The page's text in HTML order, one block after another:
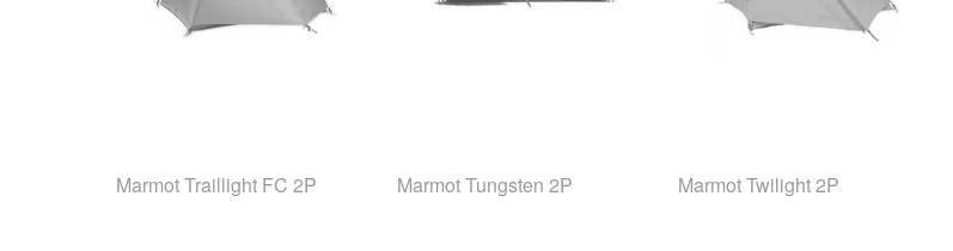
Marmot Traillight FC 2P Marmot Tungsten 2P Marmot Twilight 2P